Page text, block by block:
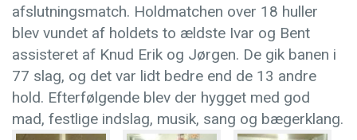
afslutningsmatch. Holdmatchen over 18 huller
blev vundet af holdets to ældste Ivar og Bent
assisteret af Knud Erik og Jørgen. De gik banen i
77 slag, og det var lidt bedre end de 13 andre
hold. Efterfølgende blev der hygget med god
mad, festlige indslag, musik, sang og bægerklang.